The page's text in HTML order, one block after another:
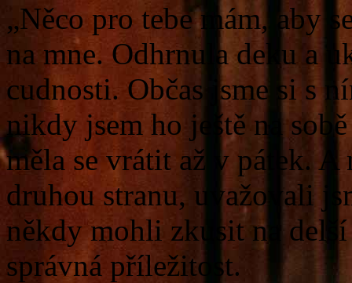
„Něco pro tebe mám, aby
na mne. Odhrnula deku a
cudnosti. Občas jsme si s
nikdy jsem ho ještě na
měla se vrátit až v pátek.
druhou stranu, uvažovali
někdy mohli zkusit na
správná příležitost.